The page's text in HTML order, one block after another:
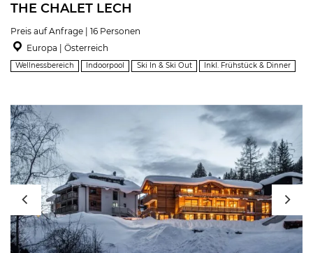
THE CHALET LECH
Preis auf Anfrage | 16 Personen
Europa | Österreich
Wellnessbereich Indoorpool Ski In & Ski Out Inkl. Frühstück & Dinner